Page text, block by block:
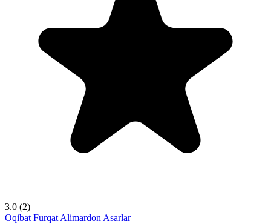
3.0 (2)
Oqibat Furqat AlimardonAsarlar